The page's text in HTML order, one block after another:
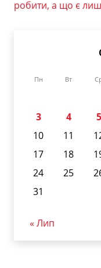
робити, а що є
Пн Вт
3
4 5
10
11
17
18
24
25
31
« Лип